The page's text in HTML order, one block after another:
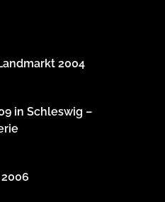
2004
in Schleswig –
2006